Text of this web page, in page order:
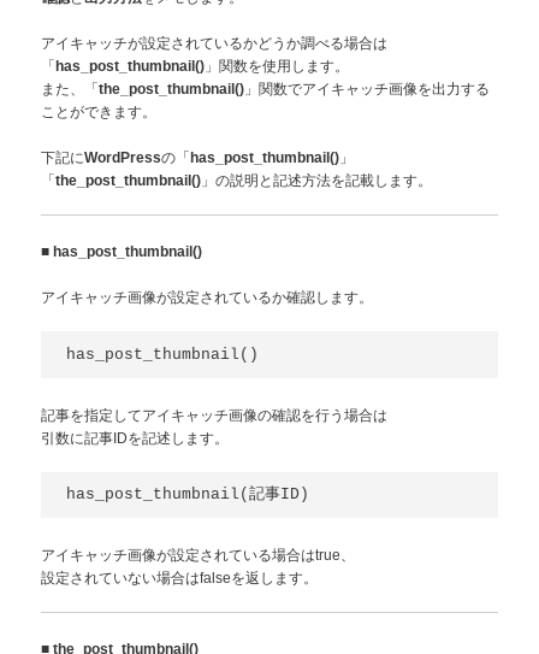
アイキャッチが設定されているかどうか調べる場合は
「 has_post_thumbnail() 」関数を使用します。
また、「the_post_thumbnail() 」関数でアイキャッチ画像を出力する
ことができます。
下記にWordPressの「 has_post_thumbnail() 」
「the_post_thumbnail() 」の説明と記述方法を記載します。
■has_post_thumbnail()
アイキャッチ画像が設定されているか確認します。
has_post_thumbnail()
記事を指定してアイキャッチ画像の確認を行う場合は
引数に記事IDを記述します。
has_post_thumbnail(記事ID)
アイキャッチ画像が設定されている場合はtrue、
設定されていない場合はfalseを返します。
■the_post_thumbnail()